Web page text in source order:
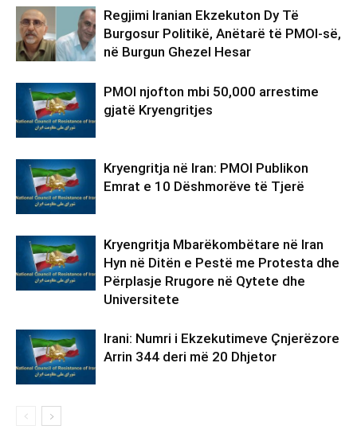
Regjimi Iranian Ekzekuton Dy Të
Burgosur Politikë, Anëtarë të PMOI-së,
në Burgun Ghezel Hesar
PMOI njofton mbi 50,000 arrestime
gjatë Kryengritjes
Kryengritja në Iran: PMOI Publikon
Emrat e 10 Dëshmorëve të Tjerë
Kryengritja Mbarëkombëtare në Iran
Hyn në Ditën e Pestë me Protesta dhe
Përplasje Rrugore në Qytete dhe
Universitete
Irani: Numri i Ekzekutimeve Çnjerëzore
Arrin 344 deri më 20 Dhjetor